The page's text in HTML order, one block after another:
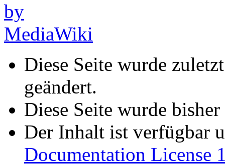
Diese Seite wurde
geändert.
Diese Seite wurde
Der Inhalt ist verfügbar
Documentation License